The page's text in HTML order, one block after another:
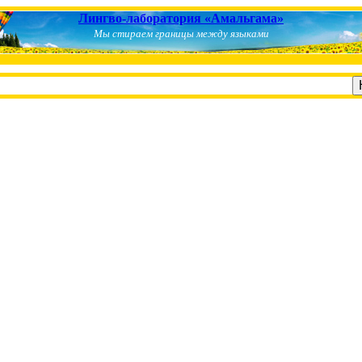
Лингво-лаборатория «Амальгама»
Мы стираем границы между языками